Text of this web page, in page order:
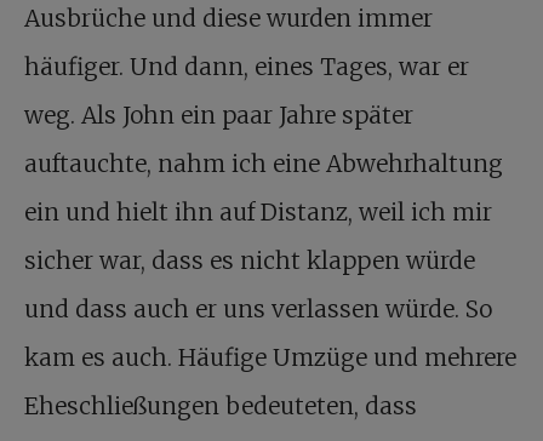
Ausbrüche und diese wurden immer
häufiger. Und dann, eines Tages, war er
weg. Als John ein paar Jahre später
auftauchte, nahm ich eine Abwehrhaltung
ein und hielt ihn auf Distanz, weil ich mir
sicher war, dass es nicht klappen würde
und dass auch er uns verlassen würde. So
kam es auch. Häufige Umzüge und mehrere
Eheschließungen bedeuteten, dass